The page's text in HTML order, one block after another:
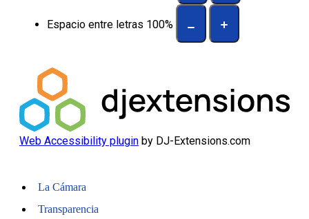
Espacio entre letras 100%
Web Accessibility plugin by DJ-Extensions.com
La Cámara
Transparencia